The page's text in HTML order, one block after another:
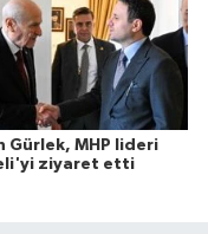
Gürlek, MHP lideri
ziyaret etti